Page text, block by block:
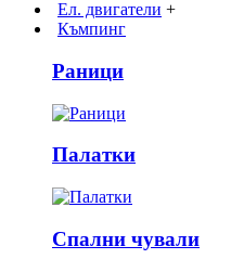
Ел. двигатели +
Къмпинг
Раници
Палатки
Спални чували